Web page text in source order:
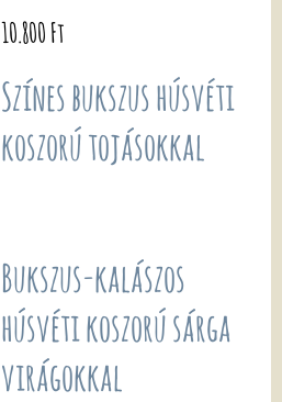
10.800 Ft
Színes bukszus húsvéti
koszorú tojásokkal
Bukszus-kalászos
húsvéti koszorú sárga
virágokkal